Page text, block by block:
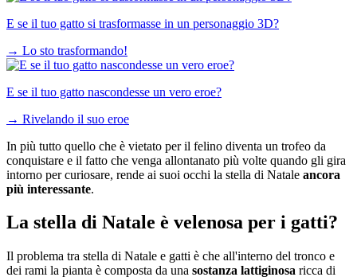
E se il tuo gatto si trasformasse in un personaggio 3D?
→ Lo sto trasformando!
E se il tuo gatto nascondesse un vero eroe?
→ Rivelando il suo eroe
In più tutto quello che è vietato per il felino diventa un trofeo da
conquistare e il fatto che venga allontanato più volte quando gli gira
intorno per curiosare, rende ai suoi occhi la stella di Natale ancora
più interessante.
La stella di Natale è velenosa per i gatti?
Il problema tra stella di Natale e gatti è che all'interno del tronco e
dei rami la pianta è composta da una sostanza lattiginosa ricca di